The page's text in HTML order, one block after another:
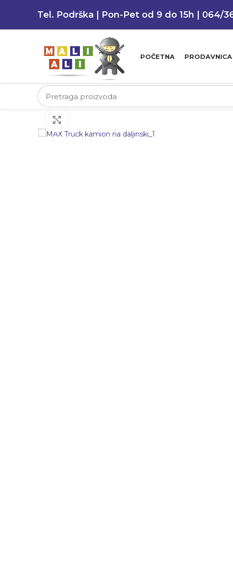
Tel. Podrška | Pon-Pet od 9 do 15h | 064/
POČETNA PRODAVNICA